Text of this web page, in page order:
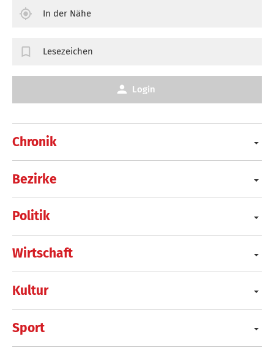
Chronik
Bezirke
Politik
Wirtschaft
Kultur
Sport
In der Nähe
Lesezeichen
Login